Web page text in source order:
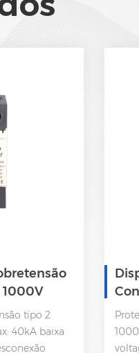
1000V
tipo 2
40kA baixa